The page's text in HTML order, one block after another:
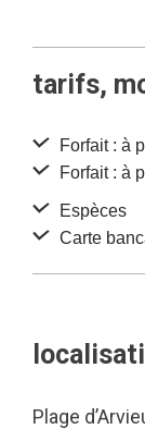
tarifs,
Forfait : à
Forfait : à
Espèces
Carte
Plage